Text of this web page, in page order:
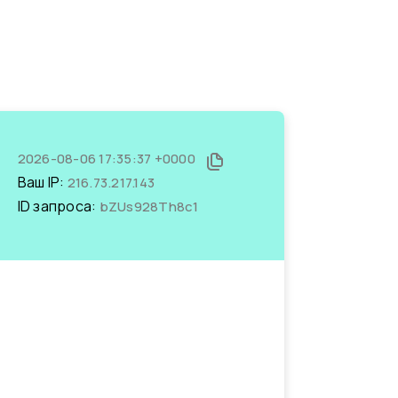
2026-08-06 17:35:37 +0000
Ваш IP: 216.73.217.143
ID запроса: bZUs928Th8c1